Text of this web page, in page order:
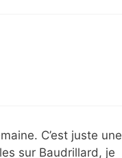
C’est juste une
sur Baudrillard, je